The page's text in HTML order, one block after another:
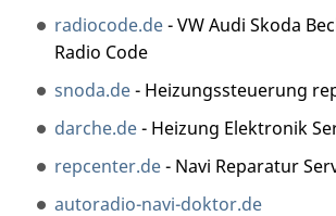
radiocode.de- VW Audi Skoda
Radio Code
snoda.de- Heizungssteuerung
darche.de- Heizung Elektronik
repcenter.de- Navi Reparatur
autoradio-navi-doktor.de